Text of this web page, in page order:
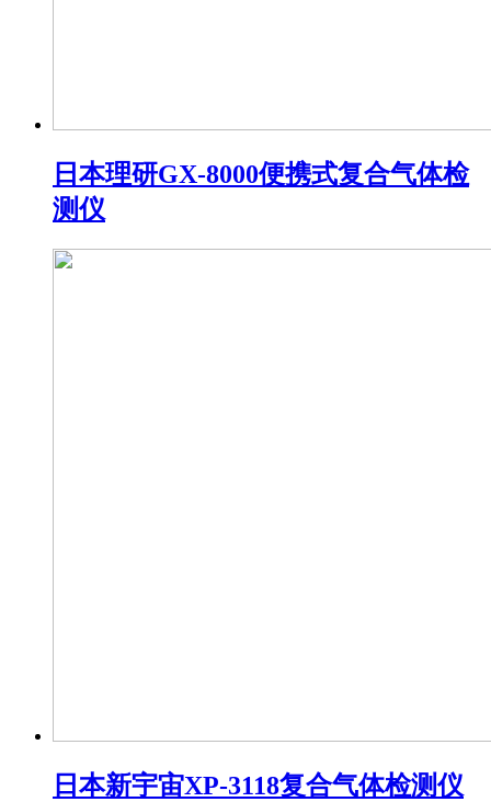
日本理研GX-8000便携式复合气体检
测仪
日本新宇宙XP-3118复合气体检测仪